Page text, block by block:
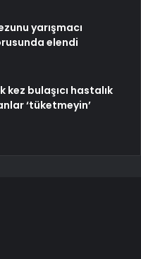
yarışmacı
elendi
kez bulaşıcı hastalık
‘tüketmeyin’